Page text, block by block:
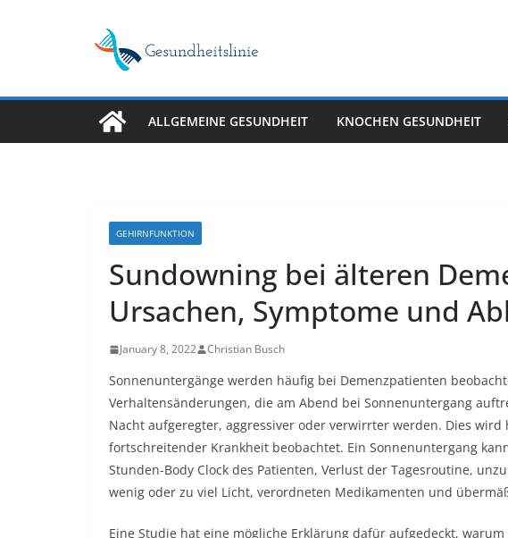
ALLGEMEINE GESUNDHEIT KNOCHEN GESUNDHEIT
GEHIRNFUNKTION
Sundowning bei älteren
Ursachen, Symptome und
January 8, 2022 Christian Busch
Sonnenuntergänge werden häufig bei Demenzpatienten
Verhaltensänderungen, die am Abend bei Sonnenuntergang
Nacht aufgeregter, aggressiver oder verwirrter werden. Dies
fortschreitender Krankheit beobachtet. Ein Sonnenuntergang
Stunden-Body Clock des Patienten, Verlust der Tagesroutine,
wenig oder zu viel Licht, verordneten Medikamenten und
Eine Studie hat eine mögliche Erklärung dafür aufgedeckt,